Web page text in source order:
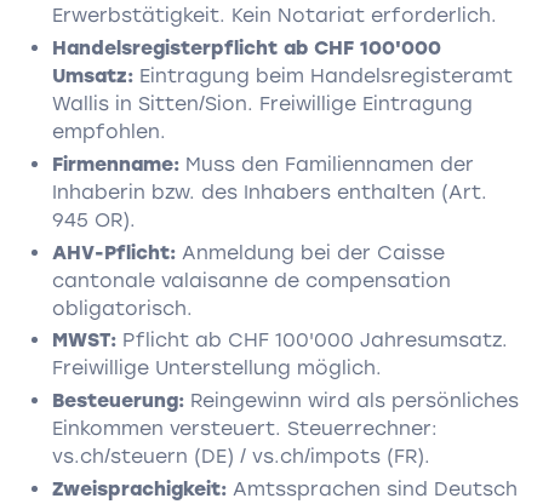
Erwerbstätigkeit. Kein Notariat erforderlich.
Handelsregisterpflicht ab CHF 100'000
Umsatz: Eintragung beim Handelsregisteramt
Wallis in Sitten/Sion. Freiwillige Eintragung
empfohlen.
Firmenname: Muss den Familiennamen der
Inhaberin bzw. des Inhabers enthalten (Art.
945 OR).
AHV-Pflicht: Anmeldung bei der Caisse
cantonale valaisanne de compensation
obligatorisch.
MWST: Pflicht ab CHF 100'000 Jahresumsatz.
Freiwillige Unterstellung möglich.
Besteuerung: Reingewinn wird als persönliches
Einkommen versteuert. Steuerrechner:
vs.ch/steuern (DE) / vs.ch/impots (FR).
Zweisprachigkeit: Amtssprachen sind Deutsch